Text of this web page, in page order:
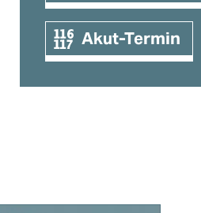
Akut-Termin